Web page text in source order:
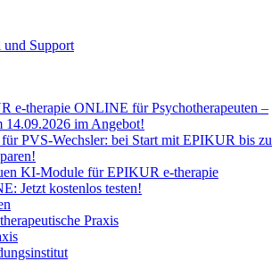
Support
e-therapie ONLINE für Psychotherapeuten –
14.09.2026 im Angebot!
PVS-Wechsler: bei Start mit EPIKUR bis zu
KI-Module für EPIKUR e-therapie
Jetzt kostenlos testen!
Praxis